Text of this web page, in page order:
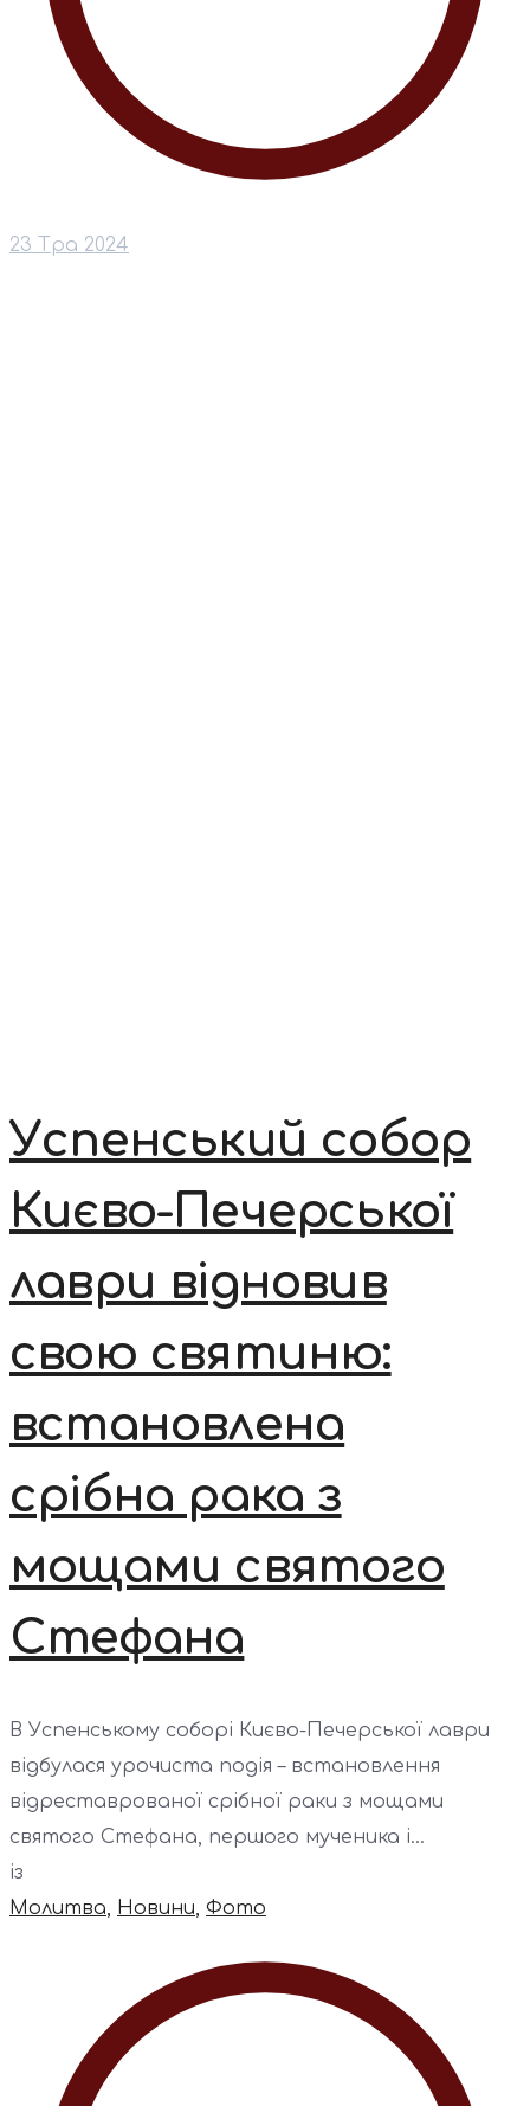
23 Тра 2024
Успенський собор
Києво-Печерської
лаври відновив
свою святиню:
встановлена
срібна рака з
мощами святого
Стефана
В Успенському соборі Києво-Печерської лаври
відбулася урочиста подія – встановлення
відреставрованої срібної раки з мощами
святого Стефана, першого мученика і...
із
Молитва, Новини, Фото